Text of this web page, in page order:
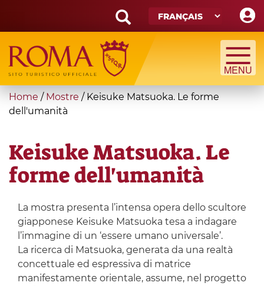
main
content
Search
form
Recherche
You
are
Home / Mostre / Keisuke Matsuoka. Le forme
dell'umanità
Keisuke Matsuoka. Le
forme dell'umanità
La mostra presenta l’intensa opera dello scultore
giapponese Keisuke Matsuoka tesa a indagare
l’immagine di un ‘essere umano universale’.
La ricerca di Matsuoka, generata da una realtà
concettuale ed espressiva di matrice
manifestamente orientale, assume, nel progetto